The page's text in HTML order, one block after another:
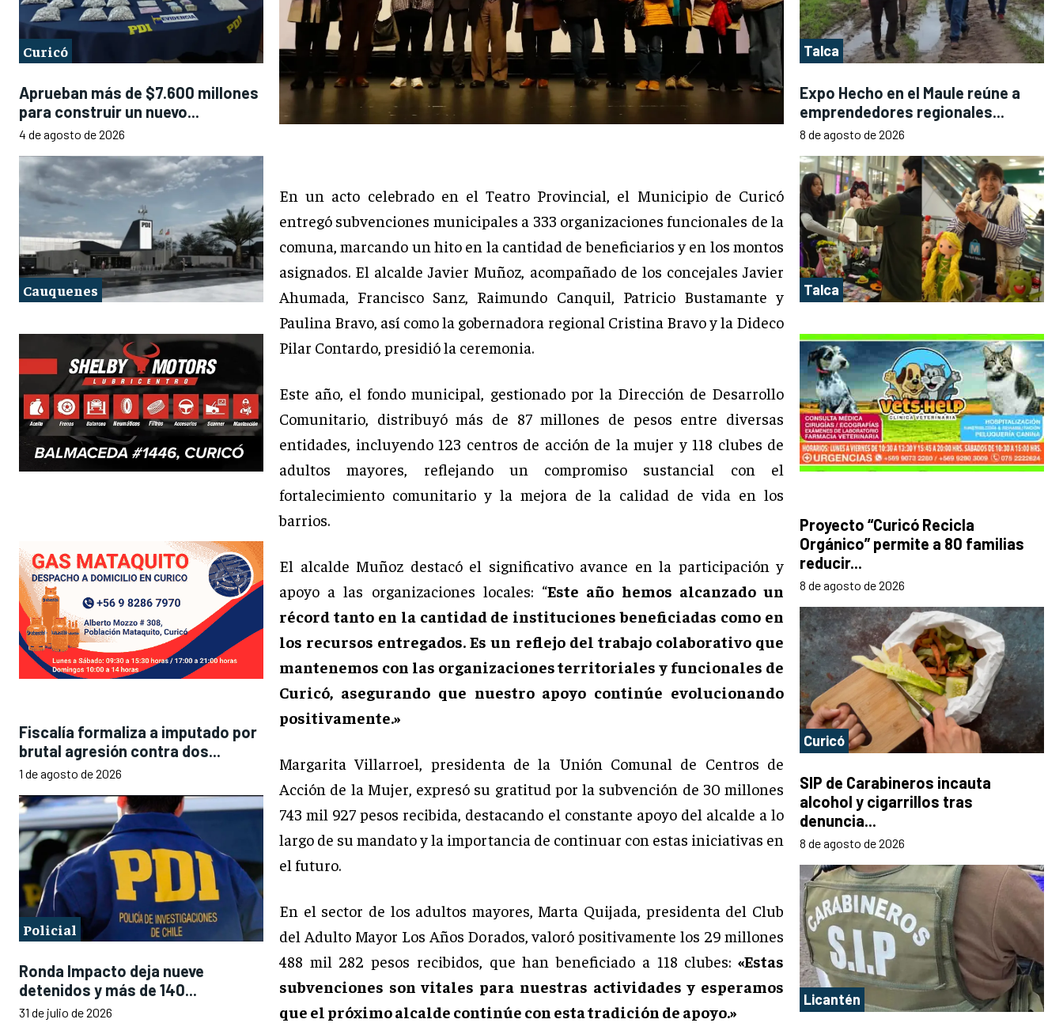
Curicó
Aprueban más de $7.600 millones
para construir un nuevo...
4 de agosto de 2026
Cauquenes
Fiscalía formaliza a imputado por
brutal agresión contra dos...
1 de agosto de 2026
Policial
Ronda Impacto deja nueve
detenidos y más de 140...
31 de julio de 2026
En un acto celebrado en el Teatro Provincial, el Municipio de Curicó
entregó subvenciones municipales a 333 organizaciones funcionales de la
comuna, marcando un hito en la cantidad de beneficiarios y en los montos
asignados. El alcalde Javier Muñoz, acompañado de los concejales Javier
Ahumada, Francisco Sanz, Raimundo Canquil, Patricio Bustamante y
Paulina Bravo, así como la gobernadora regional Cristina Bravo y la Dideco
Pilar Contardo, presidió la ceremonia.
Este año, el fondo municipal, gestionado por la Dirección de Desarrollo
Comunitario, distribuyó más de 87 millones de pesos entre diversas
entidades, incluyendo 123 centros de acción de la mujer y 118 clubes de
adultos mayores, reflejando un compromiso sustancial con el
fortalecimiento comunitario y la mejora de la calidad de vida en los
barrios.
El alcalde Muñoz destacó el significativo avance en la participación y
apoyo a las organizaciones locales: “Este año hemos alcanzado un
récord tanto en la cantidad de instituciones beneficiadas como en
los recursos entregados. Es un reflejo del trabajo colaborativo que
mantenemos con las organizaciones territoriales y funcionales de
Curicó, asegurando que nuestro apoyo continúe evolucionando
positivamente.»
Margarita Villarroel, presidenta de la Unión Comunal de Centros de
Acción de la Mujer, expresó su gratitud por la subvención de 30 millones
743 mil 927 pesos recibida, destacando el constante apoyo del alcalde a lo
largo de su mandato y la importancia de continuar con estas iniciativas en
el futuro.
En el sector de los adultos mayores, Marta Quijada, presidenta del Club
del Adulto Mayor Los Años Dorados, valoró positivamente los 29 millones
488 mil 282 pesos recibidos, que han beneficiado a 118 clubes: «Estas
subvenciones son vitales para nuestras actividades y esperamos
que el próximo alcalde continúe con esta tradición de apoyo.»
Talca
Expo Hecho en el Maule reúne a
emprendedores regionales...
8 de agosto de 2026
Talca
Proyecto “Curicó Recicla
Orgánico” permite a 80 familias
reducir...
8 de agosto de 2026
Curicó
SIP de Carabineros incauta
alcohol y cigarrillos tras
denuncia...
8 de agosto de 2026
Licantén